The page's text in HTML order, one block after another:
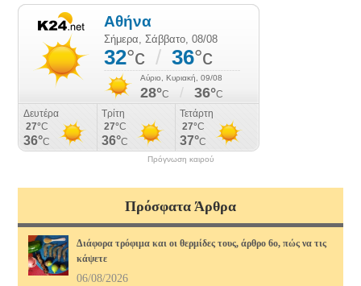
Πρόγνωση καιρού
Πρόσφατα Άρθρα
Διάφορα τρόφιμα και οι θερμίδες τους, άρθρο 6ο, πώς να τις
κάψετε
06/08/2026